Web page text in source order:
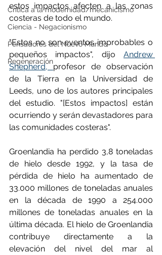
Crítica a la modernidad/mecanicismo
Ciencia - Negacionismo
Pensadores del Nuevo Mundo
Regeneración
estos impactos afecten a las zonas
costeras de todo el mundo.
"Estos no son eventos improbables o
pequeños impactos", dijo Andrew
Shepherd, profesor de observación
de la Tierra en la Universidad de
Leeds, uno de los autores principales
del estudio. "[Estos impactos] están
ocurriendo y serán devastadores para
las comunidades costeras".
Groenlandia ha perdido 3,8 toneladas
de hielo desde 1992, y la tasa de
pérdida de hielo ha aumentado de
33.000 millones de toneladas anuales
en la década de 1990 a 254.000
millones de toneladas anuales en la
última década. El hielo de Groenlandia
contribuye directamente a la
elevación del nivel del mar al